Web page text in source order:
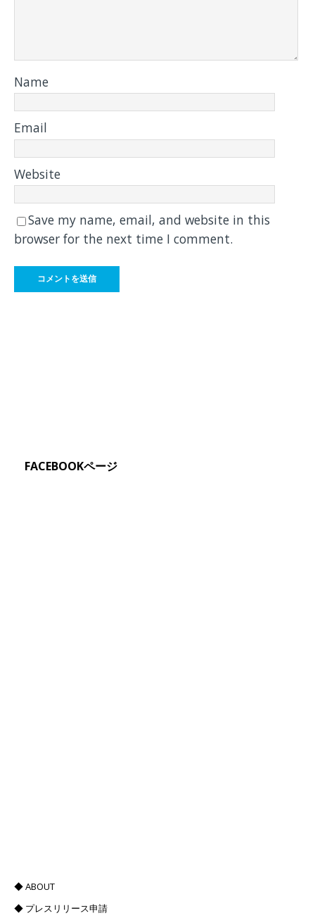
Name
Email
Website
Save my name, email, and website in this
browser for the next time I comment.
FACEBOOKページ
◆ ABOUT
◆ プレスリリース申請